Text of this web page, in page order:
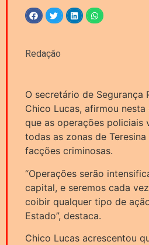
Redação
O secretário de Segurança
Chico Lucas, afirmou
que as operações policiais
todas as zonas de
facções criminosas.
“Operações serão
capital, e seremos cada
coibir qualquer tipo de
Estado”, destaca.
Chico Lucas acrescentou